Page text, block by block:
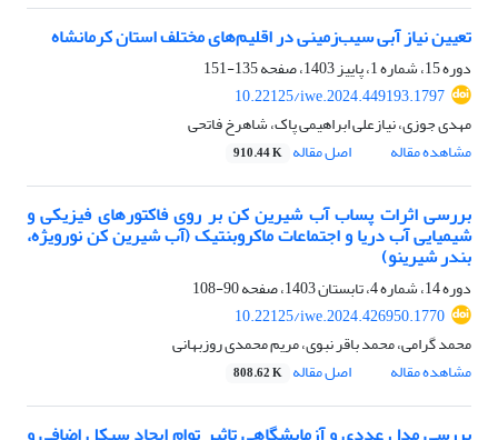
تعیین نیاز آبی سیب‌زمینی در اقلیم‌های مختلف استان کرمانشاه
دوره 15، شماره 1، پاییز 1403، صفحه
135-151
10.22125/iwe.2024.449193.1797
مهدی جوزی، نیازعلی ابراهیمی پاک، شاهرخ فاتحی
مشاهده مقاله
اصل مقاله 910.44 K
بررسی اثرات پساب آب شیرین کن بر روی فاکتورهای فیزیکی و
شیمیایی آب دریا و ‏اجتماعات ماکروبنتیک (آب شیرین کن نورویژه،
بندر شیرینو)‏
دوره 14، شماره 4، تابستان 1403، صفحه
90-108
10.22125/iwe.2024.426950.1770
محمد گرامی، محمد باقر نبوی، مریم محمدی روزبهانی
مشاهده مقاله
اصل مقاله 808.62 K